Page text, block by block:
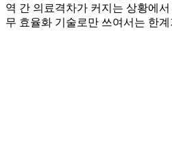
역 간 의료격차가 커지는 상황에
무 효율화 기술로만 쓰여서는 한